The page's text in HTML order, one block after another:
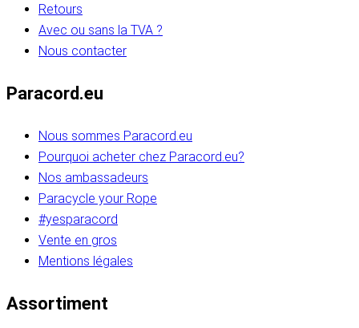
Retours
Avec ou sans la TVA ?
Nous contacter
Paracord.eu
Nous sommes Paracord.eu
Pourquoi acheter chez Paracord.eu?
Nos ambassadeurs
Paracycle your Rope
#yesparacord
Vente en gros
Mentions légales
Assortiment